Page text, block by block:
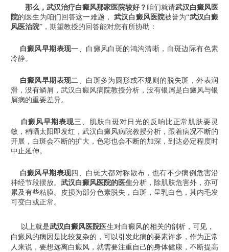
那么， 武汉治疗白癜风那家医院较好 ？ 咱们就请武汉白癜风医
院的医生 为咱们回答这一难题， 武汉白癜风医院被誉为“武汉白癜
风医治院”，期望教授的回答能对您有所协助：
白癜风早期表现一、白癜风白斑的鸿沟清晰，白斑边际有色素
冷静。
白癜风早期表现二、白斑多为圆形或不规则的脱失斑，外表润
滑，没有鳞屑，武汉白癜风病院教授分析，没有银屑是白癜风与银
屑病的重要差异。
白癜风早期表现三、肌肤白斑对日光的反响比正常肌肤要灵
敏，稍晒太阳即发红，武汉白癜风病院教授分析，跟着病况不断的
开展，白斑会不断的扩大，色彩也会不断的加深，到达必定程度时
中止延伸。
白癜风早期表现四、白斑大都对称散布，也有不少病例危害沿
神经节段摆放。 武汉白癜风医院的医生分析，除肌肤危害外，亦可
累及有些粘膜。皮损为部分色素脱失，白斑，呈乳白色，其内毛发
可变白或正常。
以上就是武汉白癜风医院 医生对白癜风的相关的剖析，可见，
白癜风的病因是比较复杂的，可以引发此病的要素许多，作为正常
人来说，要想远离白癜风，就需要注重自己的身体健康，不断提高